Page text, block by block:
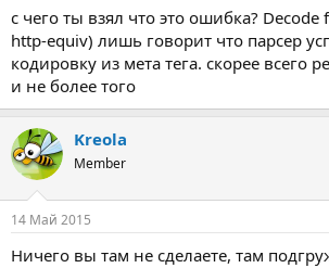
c чего ты взял что это ошибка?
http-equiv) лишь говорит что парсер
кодировку из мета тега. скорее всего
и не более того
Kreola
Member
14 Май 2015
Ничего вы там не сделаете, там